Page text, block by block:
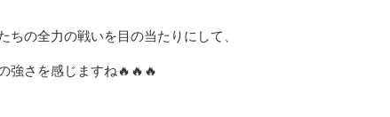
ちの全力の戦いを目の当たりにして、
強さを感じますね🔥🔥🔥